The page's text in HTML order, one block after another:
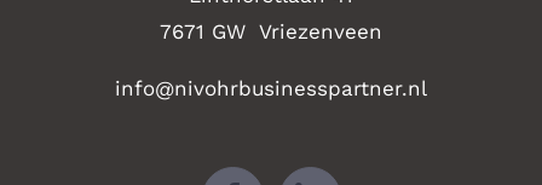
7671 GW Vriezenveen
info@nivohrbusinesspartner.nl